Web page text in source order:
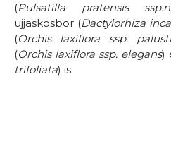
(Pulsatilla pratensis
ujjaskosbor (Dactylorhiza
(Orchis laxiflora ssp.
(Orchis laxiflora ssp. elegans)
trifoliata) is.